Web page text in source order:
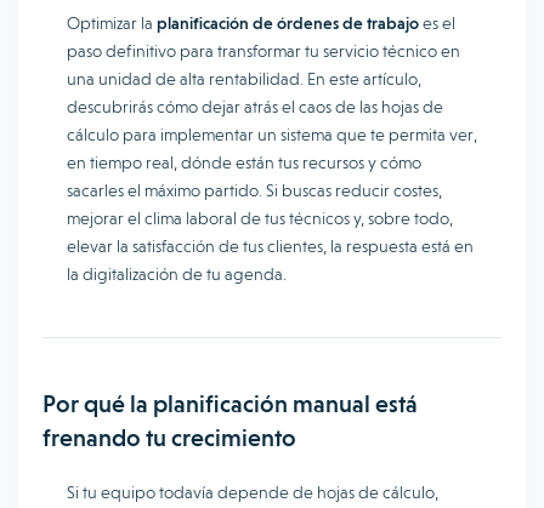
Optimizar la planificación de órdenes de trabajoes el
paso definitivo para transformar tu servicio técnico en
una unidad de alta rentabilidad. En este artículo,
descubrirás cómo dejar atrás el caos de las hojas de
cálculo para implementar un sistema que te permita ver,
en tiempo real, dónde están tus recursos y cómo
sacarles el máximo partido. Si buscas reducir costes,
mejorar el clima laboral de tus técnicos y, sobre todo,
elevar la satisfacción de tus clientes, la respuesta está en
la digitalización de tu agenda.
Por qué la planificación manual está
frenando tu crecimiento
Si tu equipo todavía depende de hojas de cálculo,